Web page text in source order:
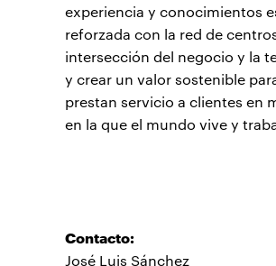
experiencia y conocimientos
reforzada con la red de
intersección del negocio y la
y crear un valor sostenible
prestan servicio a clientes en
en la que el mundo vive y
Contacto:
José Luis Sánchez